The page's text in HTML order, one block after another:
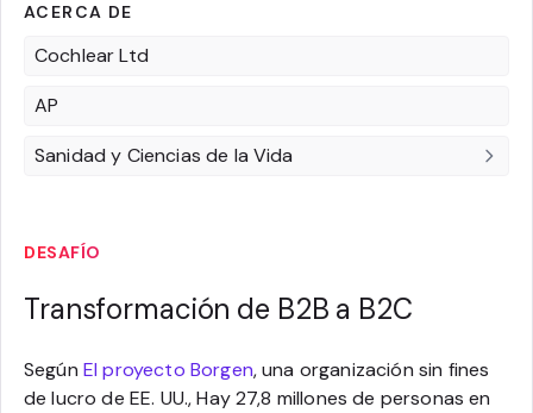
ACERCA DE
Cochlear Ltd
AP
Sanidad y Ciencias de la Vida
DESAFÍO
Transformación de B2B a B2C
Según El proyecto Borgen, una organización sin fines
de lucro de EE. UU., Hay 27,8 millones de personas en